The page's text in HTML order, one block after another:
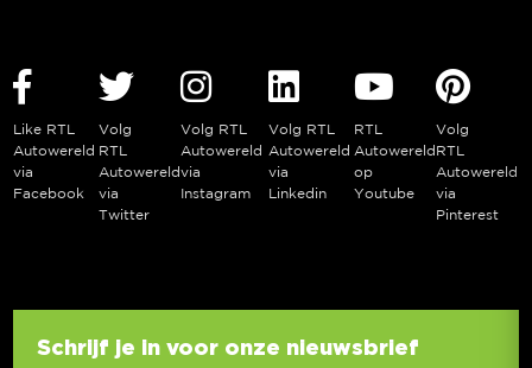
Like RTL
Autowereld
via
Facebook
Volg
RTL
Autowereld
via
Twitter
Volg RTL
Autowereld
via
Instagram
Volg RTL
Autowereld
via
Linkedin
RTL
Autowereld
op
Youtube
Volg
RTL
Autowereld
via
Pinterest
Schrijf je in voor onze nieuwsbrief